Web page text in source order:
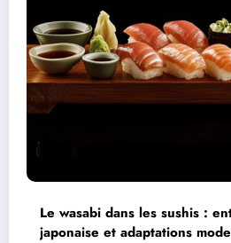
Le wasabi dans les sushis :
japonaise et adaptations